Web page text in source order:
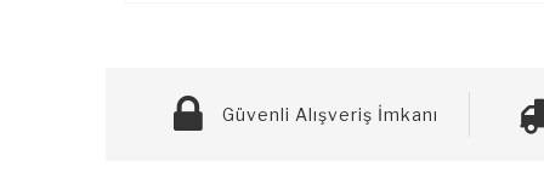
Güvenli Alışveriş İmkanı